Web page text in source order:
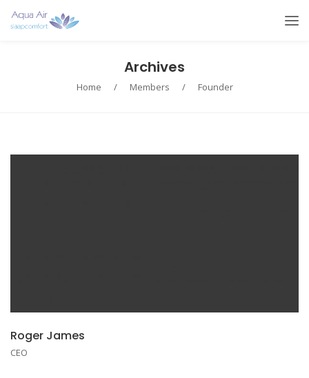
Archives
Home / Members / Founder
Roger James
CEO